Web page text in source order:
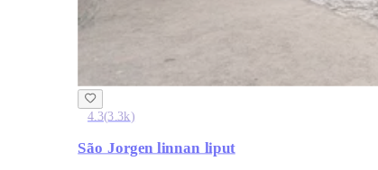
4.3(3.3k)
São Jorgen linnan liput